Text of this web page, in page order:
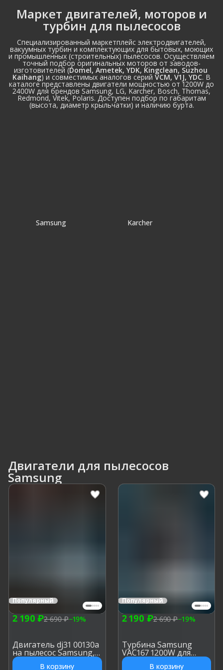
Маркет двигателей, моторов и
турбин для пылесосов
Специализированный маркетплейс электродвигателей,
вакуумных турбин и комплектующих для бытовых, моющих
и промышленных (строительных) пылесосов. Осуществляем
точный подбор оригинальных моторов от заводов-
изготовителей (Domel, Ametek, YDK, Kingclean, Suzhou
Kaihang) и совместимых аналогов серий VCM, V1J, YDC. В
каталоге представлены двигатели мощностью от 1200W до
2400W для брендов Samsung, LG, Karcher, Bosch, Thomas,
Redmond, Vitek, Polaris. Доступен подбор по габаритам
(высота, диаметр крыльчатки) и наличию бурта.
Samsung Karcher
Двигатели для пылесосов
Samsung
Популярный
2 190 ₽2 690 ₽−19%
Двигатель dj31 00130a
на пылесос Samsung,
h: 167 мм, d: 148/144 мм
В корзину
Популярный
2 190 ₽2 690 ₽−19%
Турбина Samsung
VAC167 1200W для
моющего пылесоса, h:
В корзину